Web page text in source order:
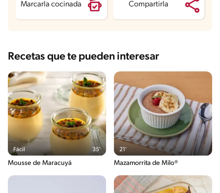
Marcarla cocinada Compartirla
Recetas que te pueden interesar
Fácil 35'
Mousse de Maracuyá
21'
Mazamorrita de Milo®